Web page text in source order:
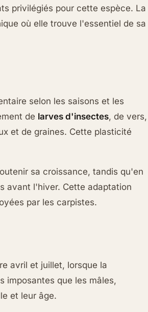
privilégiés pour cette espèce. La
où elle trouve l'essentiel de sa
selon les saisons et les
de larves d'insectes, de vers,
et de graines. Cette plasticité
sa croissance, tandis qu'en
avant l'hiver. Cette adaptation
par les carpistes.
avril et juillet, lorsque la
imposantes que les mâles,
et leur âge.